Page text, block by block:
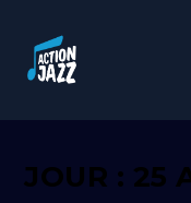
JOUR : 25